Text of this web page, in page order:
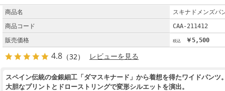
商品名
スキナドメンズパ
商品コード
CAA-211412
販売価格
￥5,500
4.8 （32） レビューを見る
スペイン伝統の金銀細工「ダマスキナード」から着想を得たワイドパンツ
大胆なプリントとドローストリングで変形シルエットを演出。